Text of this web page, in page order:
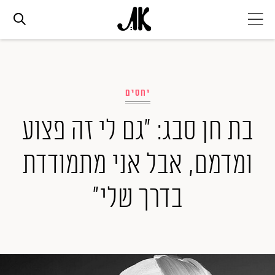
אופנה
ביוטי
סלבס
המגזין
יחסים
בת חן סבג: "גם לי זה פצוע
ומדמם, אבל אני מתמודדת
בדרך שלי"